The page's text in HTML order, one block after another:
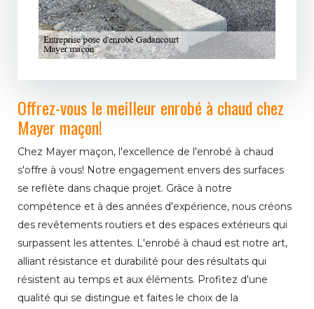
Offrez-vous le meilleur enrobé à chaud chez
Mayer maçon!
Chez Mayer maçon, l'excellence de l'enrobé à chaud
s'offre à vous! Notre engagement envers des surfaces
se reflète dans chaque projet. Grâce à notre
compétence et à des années d'expérience, nous créons
des revêtements routiers et des espaces extérieurs qui
surpassent les attentes. L'enrobé à chaud est notre art,
alliant résistance et durabilité pour des résultats qui
résistent au temps et aux éléments. Profitez d'une
qualité qui se distingue et faites le choix de la